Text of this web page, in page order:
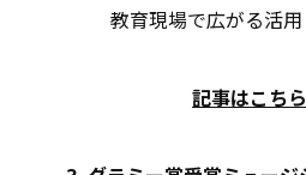
教育現場で広がる活用
記事はこち